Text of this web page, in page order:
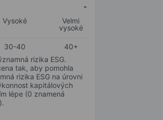
-
Vysoké
Velmi
vysoké
30-40
40+
rizika ESG.
tak, aby pomohla
rizika ESG na úrovni
kapitálových
lépe (0 znamená